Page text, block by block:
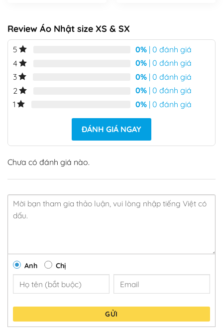
Review Áo Nhật size XS & SX
5 0% | 0 đánh giá
4
0% | 0 đánh giá
3
0% | 0 đánh giá
2
0% | 0 đánh giá
1
0% | 0 đánh giá
ĐÁNH GIÁ NGAY
Chưa có đánh giá nào.
Anh Chị
GỬI